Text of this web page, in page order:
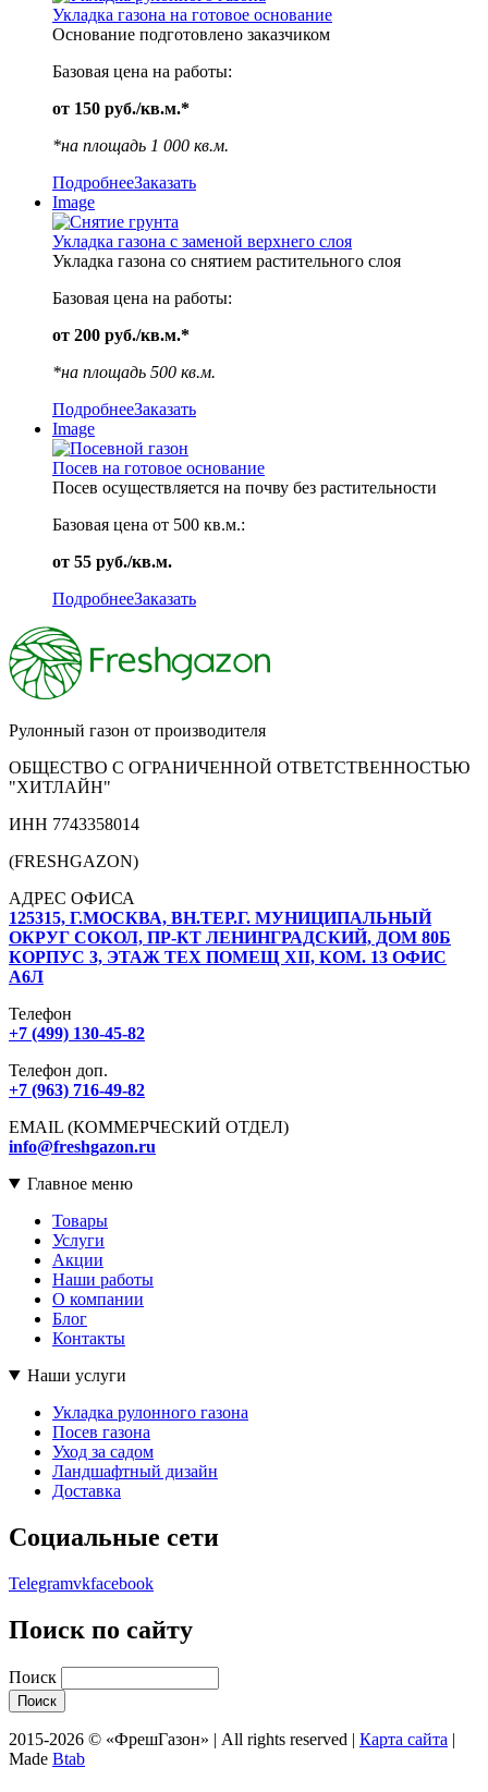
Укладка газона на готовое основание
Основание подготовлено заказчиком
Базовая цена на работы:
от 150 руб./кв.м.*
*на площадь 1 000 кв.м.
ПодробнееЗаказать
Image
Укладка газона с заменой верхнего слоя
Укладка газона со снятием растительного слоя
Базовая цена на работы:
от 200 руб./кв.м.*
*на площадь 500 кв.м.
ПодробнееЗаказать
Image
Посев на готовое основание
Посев осуществляется на почву без растительности
Базовая цена от 500 кв.м.:
от 55 руб./кв.м.
ПодробнееЗаказать
Рулонный газон от производителя
ОБЩЕСТВО С ОГРАНИЧЕННОЙ ОТВЕТСТВЕННОСТЬЮ
"ХИТЛАЙН"
ИНН 7743358014
(FRESHGAZON)
АДРЕС ОФИСА
125315, Г.МОСКВА, ВН.ТЕР.Г. МУНИЦИПАЛЬНЫЙ
ОКРУГ СОКОЛ, ПР-КТ ЛЕНИНГРАДСКИЙ, ДОМ 80Б
КОРПУС 3, ЭТАЖ ТЕХ ПОМЕЩ XII, КОМ. 13 ОФИС
А6Л
Телефон
+7 (499) 130-45-82
Телефон доп.
+7 (963) 716-49-82
EMAIL (КОММЕРЧЕСКИЙ ОТДЕЛ)
info@freshgazon.ru
Главное меню
Товары
Услуги
Акции
Наши работы
О компании
Блог
Контакты
Наши услуги
Укладка рулонного газона
Посев газона
Уход за садом
Ландшафтный дизайн
Доставка
Социальные сети
Telegramvkfacebook
Поиск по сайту
Поиск
2015-2026 © «ФрешГазон» | All rights reserved | Карта сайта |
Made Btab